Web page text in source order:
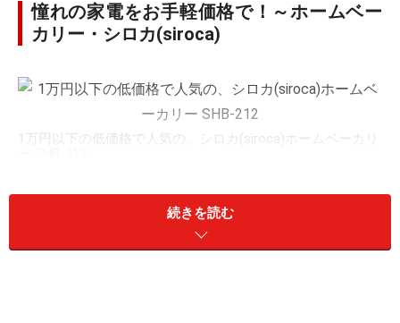
憧れの家電をお手軽価格で！～ホームベー
カリー・シロカ(siroca)
1万円以下の低価格で人気の、シロカ(siroca)ホームベーカリ
自宅で手軽にパンが焼けるホームベーカリーは、主婦の
間だけでなく、独身男性でも興味があると言われる人気
上昇中の家電。皆さんも、ちょっと気になる家電ではな
続きを読む